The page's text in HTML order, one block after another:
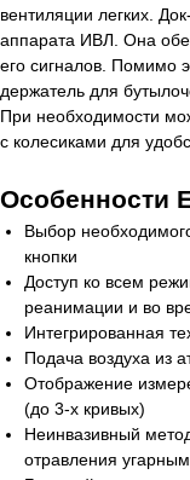
вентиляции легких.
аппарата ИВЛ. Она
его сигналов. Помимо
держатель для
При необходимости
с колесиками для
Особенности
Выбор
кнопки
Доступ ко всем
реанимации и во
Интегрированная
Подача воздуха из
Отображение
(до 3-х кривых)
Неинвазивный
отравления